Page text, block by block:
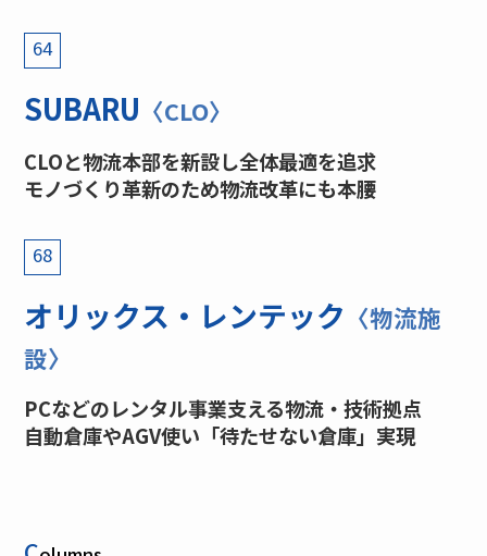
64
SUBARU 〈CLO〉
CLOと物流本部を新設し全体最適を追求
モノづくり革新のため物流改革にも本腰
68
オリックス・レンテック 〈物流施
設〉
PCなどのレンタル事業支える物流・技術拠点
自動倉庫やAGV使い「待たせない倉庫」実現